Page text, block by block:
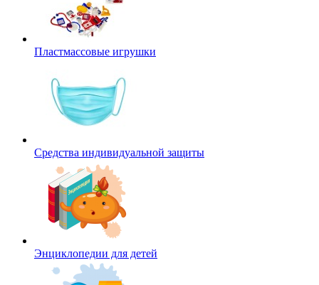
Пластмассовые игрушки
Средства индивидуальной защиты
Энциклопедии для детей